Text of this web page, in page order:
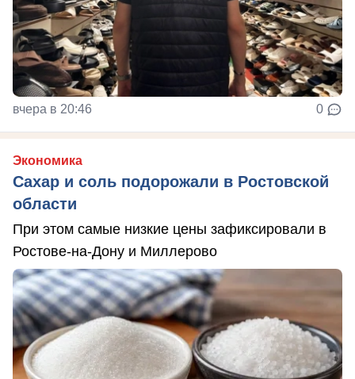
вчера в 20:46 0
Экономика
Сахар и соль подорожали в Ростовской
области
При этом самые низкие цены зафиксировали в
Ростове-на-Дону и Миллерово